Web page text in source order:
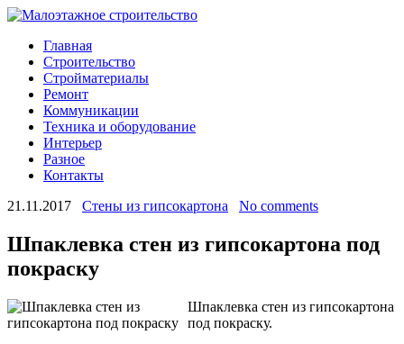
Главная
Строительство
Стройматериалы
Ремонт
Коммуникации
Техника и оборудование
Интерьер
Разное
Контакты
21.11.2017
Стены из гипсокартона No comments
Шпаклевка стен из гипсокартона под
покраску
Шпаклевка стен из гипсокартона
под покраску.